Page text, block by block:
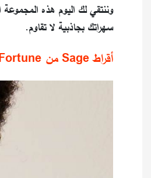
وننتقي لك اليوم هذه المجموعة
سهراتك بجاذبية لا تقاوم.
أقراط Sage من Future Fortune